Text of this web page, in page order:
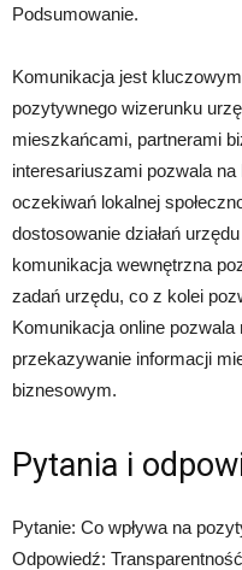
Podsumowanie.
Komunikacja jest
pozytywnego wizerunku
mieszkańcami, partnerami
interesariuszami pozwala
oczekiwań lokalnej
dostosowanie działań
komunikacja wewnętrzna
zadań urzędu, co z kolei
Komunikacja online
przekazywanie informacji
biznesowym.
Pytania i
Pytanie: Co wpływa na
Odpowiedź: